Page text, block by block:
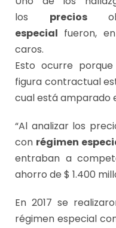
los precios
especial fueron,
caros.
Esto ocurre
figura contractual
cual está amparado
“Al analizar los
con régimen
entraban a
ahorro de $ 1.400
En 2017 se
régimen especial